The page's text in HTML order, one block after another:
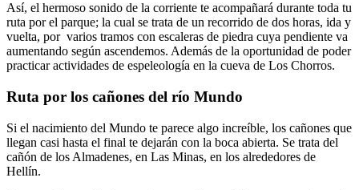
Así, el hermoso sonido de la corriente te acompañará durante toda tu
ruta por el parque; la cual se trata de un recorrido de dos horas, ida y
vuelta, por varios tramos con escaleras de piedra cuya pendiente va
aumentando según ascendemos. Además de la oportunidad de poder
practicar actividades de espeleología en la cueva de Los Chorros.
Ruta por los cañones del río Mundo
Si el nacimiento del Mundo te parece algo increíble, los cañones que
llegan casi hasta el final te dejarán con la boca abierta. Se trata del
cañón de los Almadenes, en Las Minas, en los alrededores de
Hellín.